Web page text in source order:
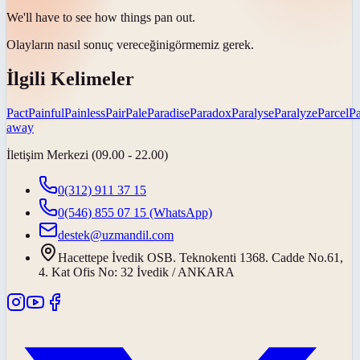
We'll have to see how things pan out.
Olayların nasıl sonuç vereceğinigörmemiz gerek.
İlgili Kelimeler
PactPainfulPainlessPairPaleParadiseParadoxParalyseParalyzeParcel
away
İletişim Merkezi (09.00 - 22.00)
0(312) 911 37 15
0(546) 855 07 15 (WhatsApp)
destek@uzmandil.com
Hacettepe İvedik OSB. Teknokenti 1368. Cadde No.61,
4. Kat Ofis No: 32 İvedik / ANKARA